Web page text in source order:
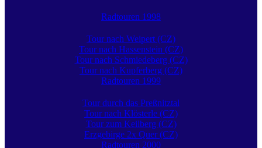
Radtouren 1998
Tour nach Weipert (CZ)
Tour nach Hassenstein (CZ)
Tour nach Schmiedeberg (CZ)
Tour nach Kupferberg (CZ)
Radtouren 1999
Tour durch das Preßnitztal
Tour nach Klösterle (CZ)
Tour zum Keilberg (CZ)
Erzgebirge 2x Quer (CZ)
Radtouren 2000